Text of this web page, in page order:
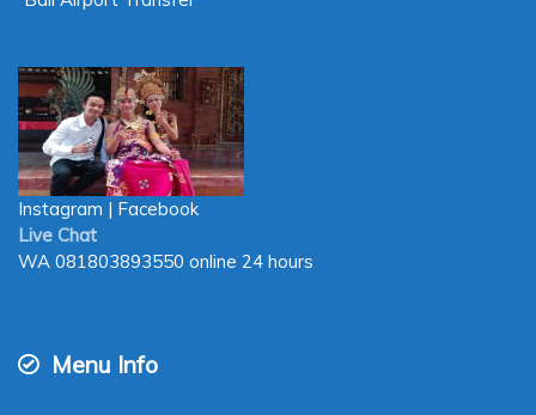
Instagram | Facebook
Live Chat
WA 081803893550 online 24 hours
Menu Info